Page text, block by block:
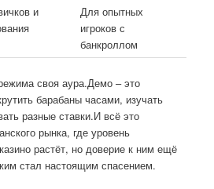
и
Для опытных
игроков с
банкроллом
своя аура.Демо – это
барабаны часами, изучать
разные ставки.И всё это
рынка, где уровень
растёт, но доверие к ним ещё
стал настоящим спасением.